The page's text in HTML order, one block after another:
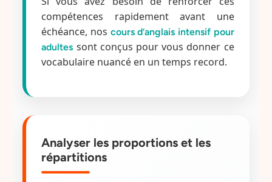
compétences rapidement avant une
échéance, nos cours d’anglais intensif pour
adultes sont conçus pour vous donner ce
vocabulaire nuancé en un temps record.
Analyser les proportions et les
répartitions